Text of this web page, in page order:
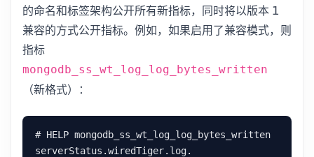
的命名和标签架构公开所有新指标，同时将以版本 1
兼容的方式公开指标。例如，如果启用了兼容模式，则
指标
mongodb_ss_wt_log_log_bytes_written
（新格式）：
# HELP mongodb_ss_wt_log_log_bytes_written
serverStatus.wiredTiger.log.